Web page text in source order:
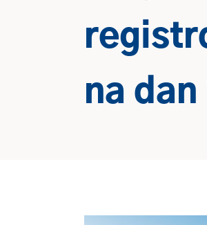
na